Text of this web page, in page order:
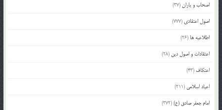
اصحاب و یاران(37)
اصول اعتقادی (777)
اطلاعیه ها (26)
اعتقادات و اصول دین (28)
اعتکاف (43)
اعیاد اسلامی (211)
امام جعفر صادق (ع)(372)